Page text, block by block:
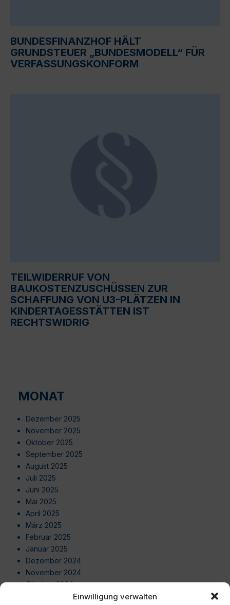
Einwilligung verwalten
BUNDESFINANZHOF HÄLT
GRUNDSTEUER „BUNDESMODELL“ FÜR
VERFASSUNGSKONFORM
TEILWIDERRUF VON
BAUKOSTENZUSCHÜSSEN ZUR
SCHAFFUNG VON U3-PLÄTZEN IN
KINDERTAGESSTÄTTEN IST
RECHTSWIDRIG
MONAT
Dezember 2025
November 2025
Oktober 2025
September 2025
August 2025
Juli 2025
Juni 2025
Mai 2025
April 2025
März 2025
Februar 2025
Januar 2025
Dezember 2024
November 2024
Oktober 2024
September 2024